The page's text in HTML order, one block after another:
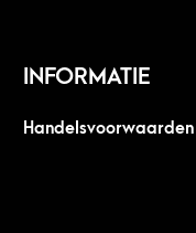
INFORMATIE
Handelsvoorwaarden